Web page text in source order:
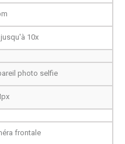
10x
photo selfie
frontale